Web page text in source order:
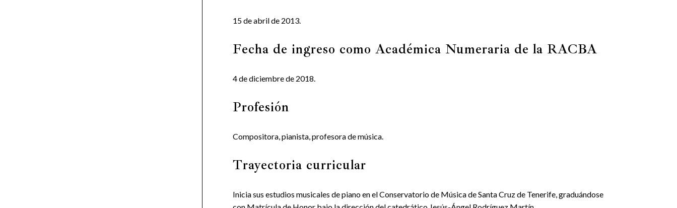
15 de abril de 2013.
Fecha de ingreso como Académica Numeraria de la RACBA
4 de diciembre de 2018.
Profesión
Compositora, pianista, profesora de música.
Trayectoria curricular
Inicia sus estudios musicales de piano en el Conservatorio de Música de Santa Cruz de Tenerife, graduándose